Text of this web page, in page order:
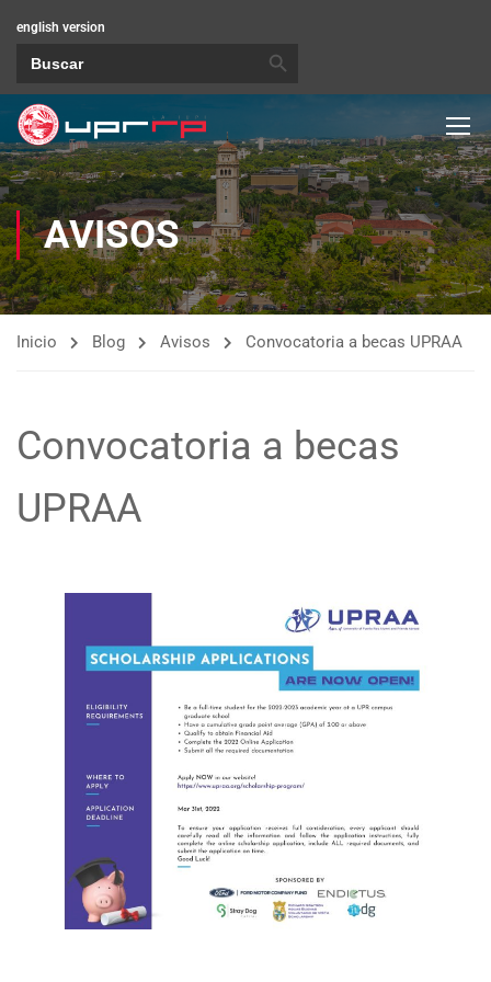
english version
AVISOS
Inicio Blog Avisos Convocatoria a becas UPRAA
Convocatoria a becas
UPRAA